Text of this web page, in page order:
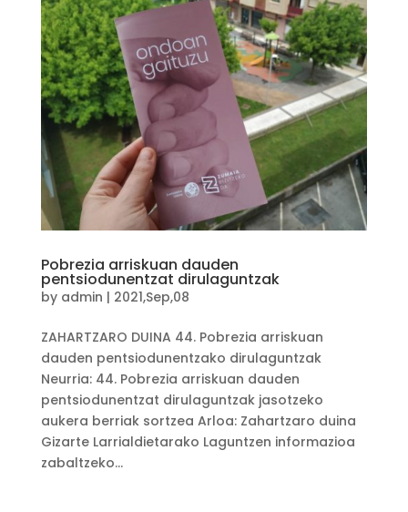
Pobrezia arriskuan dauden
pentsiodunentzat dirulaguntzak
by admin | 2021,Sep,08
ZAHARTZARO DUINA 44. Pobrezia arriskuan
dauden pentsiodunentzako dirulaguntzak
Neurria: 44. Pobrezia arriskuan dauden
pentsiodunentzat dirulaguntzak jasotzeko
aukera berriak sortzea Arloa: Zahartzaro duina
Gizarte Larrialdietarako Laguntzen informazioa
zabaltzeko...